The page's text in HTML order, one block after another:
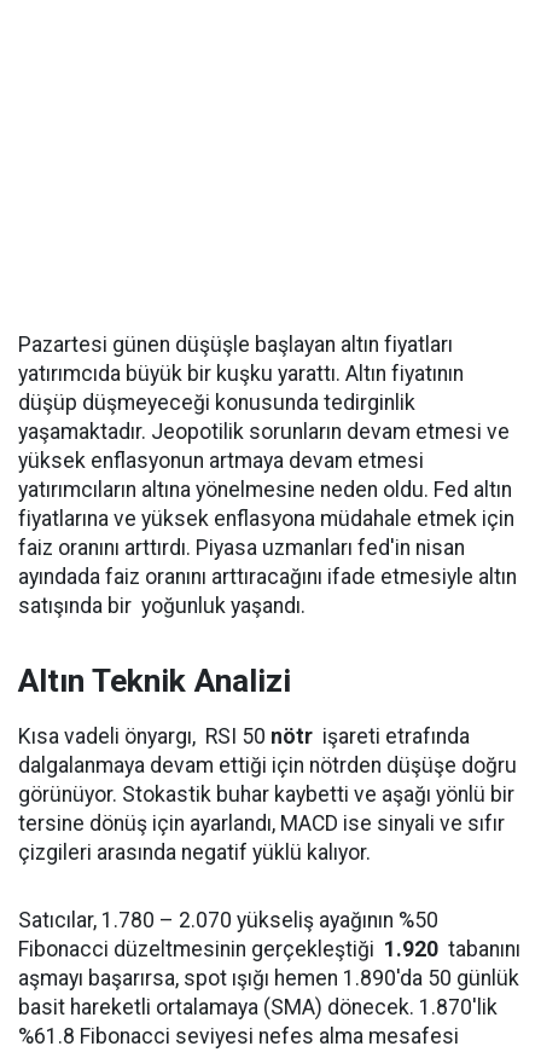
Pazartesi günen düşüşle başlayan altın fiyatları
yatırımcıda büyük bir kuşku yarattı. Altın fiyatının
düşüp düşmeyeceği konusunda tedirginlik
yaşamaktadır. Jeopotilik sorunların devam etmesi ve
yüksek enflasyonun artmaya devam etmesi
yatırımcıların altına yönelmesine neden oldu. Fed altın
fiyatlarına ve yüksek enflasyona müdahale etmek için
faiz oranını arttırdı. Piyasa uzmanları fed'in nisan
ayındada faiz oranını arttıracağını ifade etmesiyle altın
satışında bir yoğunluk yaşandı.
Altın Teknik Analizi
Kısa vadeli önyargı, RSI 50 nötr işareti etrafında
dalgalanmaya devam ettiği için nötrden düşüşe doğru
görünüyor. Stokastik buhar kaybetti ve aşağı yönlü bir
tersine dönüş için ayarlandı, MACD ise sinyali ve sıfır
çizgileri arasında negatif yüklü kalıyor.
Satıcılar, 1.780 – 2.070 yükseliş ayağının %50
Fibonacci düzeltmesinin gerçekleştiği 1.920 tabanını
aşmayı başarırsa, spot ışığı hemen 1.890'da 50 günlük
basit hareketli ortalamaya (SMA) dönecek. 1.870'lik
%61.8 Fibonacci seviyesi nefes alma mesafesi